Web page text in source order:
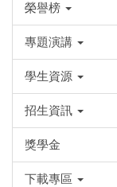
榮譽榜
專題演講
學生資源
招生資訊
獎學金
下載專區